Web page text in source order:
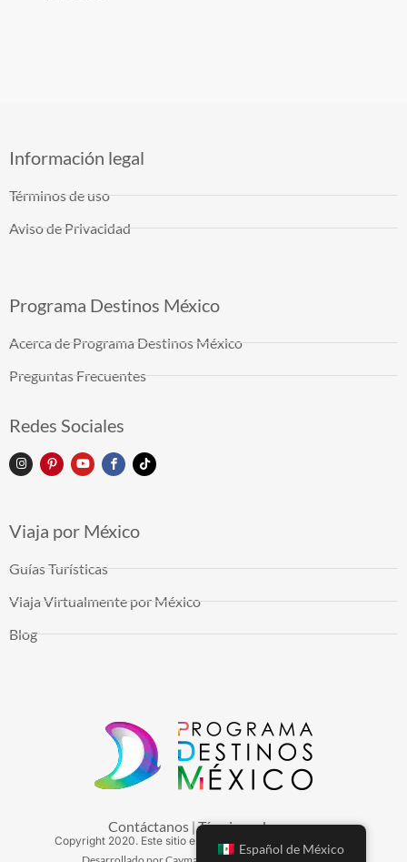
Información legal
Términos de uso
Aviso de Privacidad
Programa Destinos México
Acerca de Programa Destinos México
Preguntas Frecuentes
Redes Sociales
Viaja por México
Guías Turísticas
Viaja Virtualmente por México
Blog
Contáctanos |Términos de uso
Copyright 2020. Este sitio es mantenido por Arduinna, S.A.
Español de México